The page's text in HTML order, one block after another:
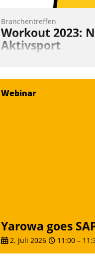
Branchentreffen
Workout 2023:
Aktivsport
Vernetzungsideen fürs
Webinar
Yarowa goes
2. Juli 2026 11:00 –